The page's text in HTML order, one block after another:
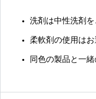
洗剤は中性洗剤を
柔軟剤の使用はお
同色の製品と一